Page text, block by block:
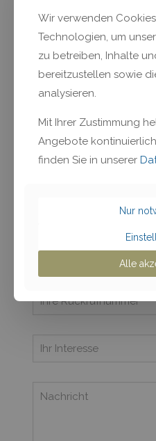
lernen.
Unsere Expertise aus der
Unsere Expertise im
langjähriger Erfahrung und
Vergangenheit Unternehmen
Krisen begleitet.
Haben Sie Interesse an
Wir verwenden
Technologien, um
zu betreiben, Inhalte
bereitzustellen sowie
analysieren.
Mit Ihrer Zustimmung
Angebote
finden Sie in unserer
Nur
Alle